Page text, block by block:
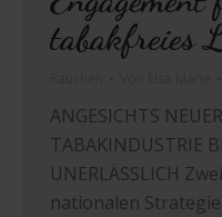
tabakfreies
ANGESICHTS
TABAKINDUSTRIE
UNERLÄSSLICH
nationalen